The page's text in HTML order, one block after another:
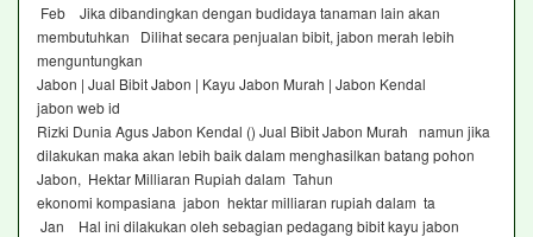
Feb Jika dibandingkan dengan budidaya tanaman lain akan
membutuhkan Dilihat secara penjualan bibit, jabon merah lebih
menguntungkan
Jabon | Jual Bibit Jabon | Kayu Jabon Murah | Jabon Kendal
jabon web id
Rizki Dunia Agus Jabon Kendal () Jual Bibit Jabon Murah namun jika
dilakukan maka akan lebih baik dalam menghasilkan batang pohon
Jabon, Hektar Milliaran Rupiah dalam Tahun
ekonomi kompasiana jabon hektar milliaran rupiah dalam ta
Jan Hal ini dilakukan oleh sebagian pedagang bibit kayu jabon